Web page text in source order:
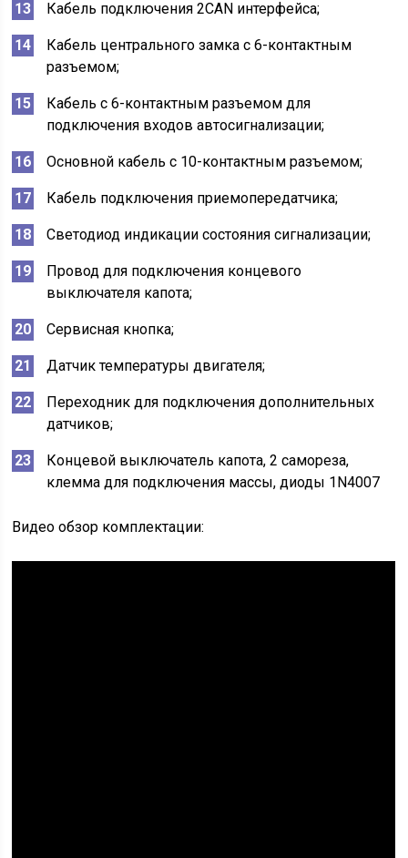
Кабель подключения 2CAN интерфейса;
Кабель центрального замка с 6-контактным
разъемом;
Кабель с 6-контактным разъемом для
подключения входов автосигнализации;
Основной кабель с 10-контактным разъемом;
Кабель подключения приемопередатчика;
Светодиод индикации состояния сигнализации;
Провод для подключения концевого
выключателя капота;
Сервисная кнопка;
Датчик температуры двигателя;
Переходник для подключения дополнительных
датчиков;
Концевой выключатель капота, 2 самореза,
клемма для подключения массы, диоды 1N4007
Видео обзор комплектации: